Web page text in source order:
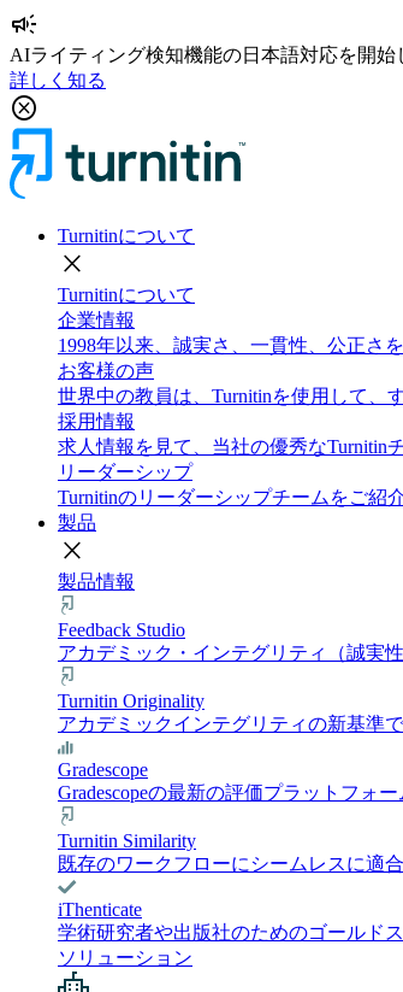
campaign
AIライティング検知機能の日本語対応を開始
詳しく知る
cancel
Turnitinについて
close
Turnitinについて
企業情報
1998年以来、誠実さ、一貫性、公正さ
お客様の声
世界中の教員は、Turnitinを使用して、
採用情報
求人情報を見て、当社の優秀なTurnitin
リーダーシップ
Turnitinのリーダーシップチームをご紹
製品
close
製品情報
Feedback Studio
アカデミック・インテグリティ（誠実
Turnitin Originality
アカデミックインテグリティの新基準
Gradescope
Gradescopeの最新の評価プラットフォ
Turnitin Similarity
既存のワークフローにシームレスに適
iThenticate
学術研究者や出版社のためのゴールド
ソリューション